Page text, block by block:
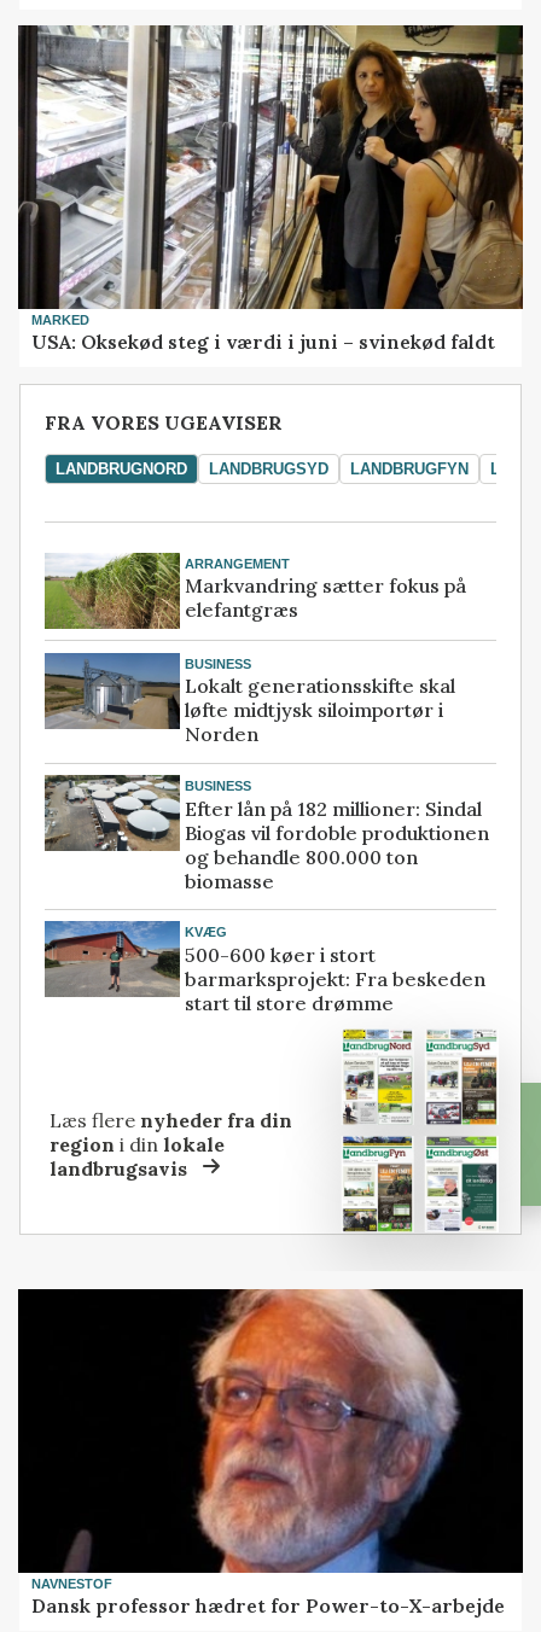
MARKED
USA: Oksekød steg i værdi i juni – svinekød faldt
FRA VORES UGEAVISER
LANDBRUGNORD LANDBRUGSYD LANDBRUGFYN
ARRANGEMENT
Markvandring sætter fokus på
elefantgræs
BUSINESS
Lokalt generationsskifte skal
løfte midtjysk siloimportør i
Norden
BUSINESS
Efter lån på 182 millioner: Sindal
Biogas vil fordoble produktionen
og behandle 800.000 ton
biomasse
KVÆG
500-600 køer i stort
barmarksprojekt: Fra beskeden
start til store drømme
Læs flere nyheder fra din
region i dinlokale
landbrugsavis
NAVNESTOF
Dansk professor hædret for Power-to-X-arbejde